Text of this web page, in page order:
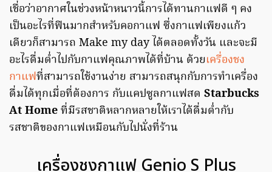
เชื่อว่าอากาศในช่วงหน้าหนาวนี้การได้ทานกาแฟดี ๆ คง
เป็นอะไรที่ฟินมากสำหรับคอกาแฟ ซึ่งกาแฟเพียงแก้ว
เดียวก็สามารถ Make my day ได้ตลอดทั้งวัน และจะมี
อะไรดื่มด่ำไปกับกาแฟคุณภาพได้ที่บ้าน ด้วยเครื่องชง
กาแฟที่สามารถใช้งานง่าย สามารถสนุกกับการทำเครื่อง
ดื่มได้ทุกเมื่อที่ต้องการ กับแคปซูลกาแฟสด Starbucks
At Homeที่มีรสชาติหลากหลายให้เราได้ดื่มด่ำกับ
รสชาติของกาแฟเหมือนกับไปนั่งที่ร้าน
เครื่องชงกาแฟ Genio S Plus